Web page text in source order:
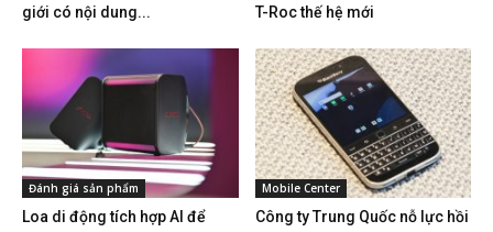
giới có nội dung...
T-Roc thế hệ mới
Đánh giá sản phẩm
Loa di động tích hợp AI để
Mobile Center
Công ty Trung Quốc nỗ lực hồi